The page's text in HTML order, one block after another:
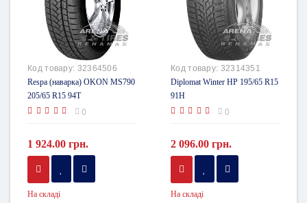
Код товару: 32364506
Respa (наварка) OKON MS790
205/65 R15 94T
0
1 924.00 грн.
На складі
Код товару: 32314351
Diplomat Winter HP 195/65 R15
91H
0
2 096.00 грн.
На складі